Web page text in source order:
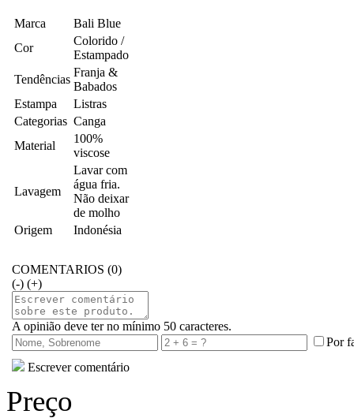
Marca
Bali Blue
Cor
Colorido /
Estampado
Tendências
Franja &
Babados
Estampa
Listras
Categorias Canga
Material
100%
viscose
Lavagem
Lavar com
água fria.
Não deixar
de molho
Origem
Indonésia
COMENTARIOS (0)
(-) (+)
A opinião deve ter no mínimo 50 caracteres.
Por
Escrever comentário
Preço